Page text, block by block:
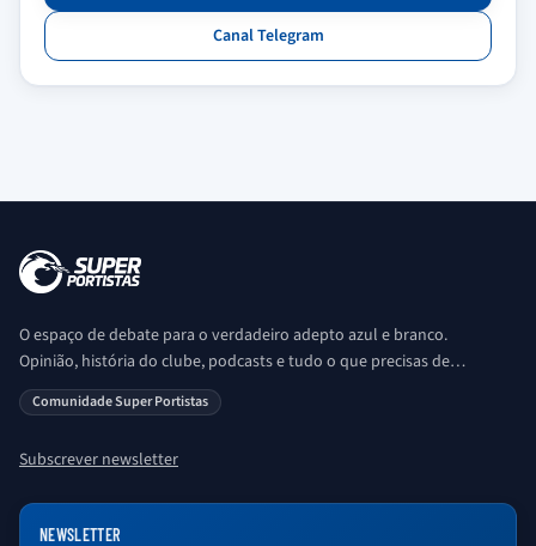
Canal Telegram
O espaço de debate para o verdadeiro adepto azul e branco.
Opinião, história do clube, podcasts e tudo o que precisas de
saber sobre o universo Porto. Ser Porto é aqui!
Comunidade Super Portistas
Subscrever newsletter
NEWSLETTER